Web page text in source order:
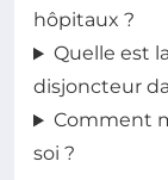
hôpitaux ?
Quelle est
disjoncteur
Comment
soi ?